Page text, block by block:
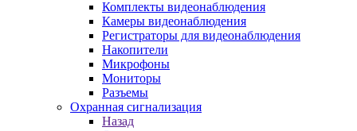
Комплекты видеонаблюдения
Камеры видеонаблюдения
Регистраторы для видеонаблюдения
Накопители
Микрофоны
Мониторы
Разъемы
Охранная сигнализация
Назад